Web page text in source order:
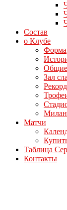
Состав
о Клубе
Форма
Общие
Зал
Матчи
Таблица
Контакты